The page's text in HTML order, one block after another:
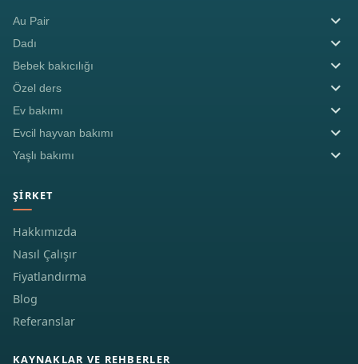
Au Pair
Dadı
Bebek bakıcılığı
Özel ders
Ev bakımı
Evcil hayvan bakımı
Yaşlı bakımı
ŞIRKET
Hakkımızda
Nasıl Çalışır
Fiyatlandırma
Blog
Referanslar
KAYNAKLAR VE REHBERLER